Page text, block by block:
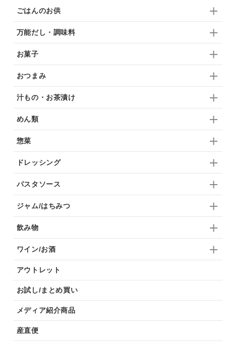
ごはんのお供
万能だし・調味料
お菓子
おつまみ
汁もの・お茶漬け
めん類
惣菜
ドレッシング
パスタソース
ジャム/はちみつ
飲み物
ワイン/お酒
アウトレット
お試し/まとめ買い
メディア紹介商品
産直便